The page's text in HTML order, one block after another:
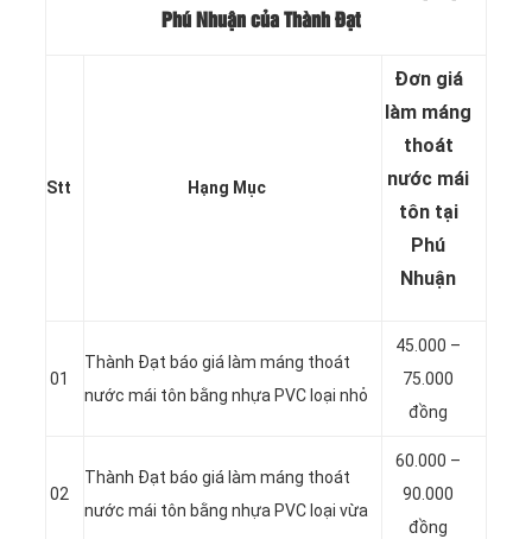
Phú Nhuận của Thành Đạt
Stt Hạng Mục
Đơn giá
làm máng
thoát
nước mái
tôn tại
Phú
Nhuận
01
Thành Đạt báo giá làm máng thoát
nước mái tôn bằng nhựa PVC loại nhỏ
45.000 –
75.000
đồng
02
Thành Đạt báo giá làm máng thoát
nước mái tôn bằng nhựa PVC loại vừa
60.000 –
90.000
đồng